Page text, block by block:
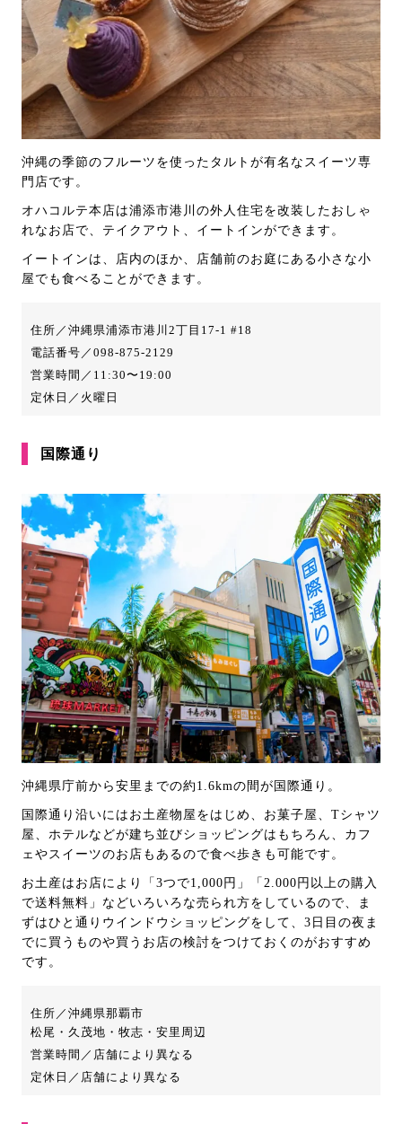
沖縄の季節のフルーツを使ったタルトが有名なスイーツ専
門店です。
オハコルテ本店は浦添市港川の外人住宅を改装したおしゃ
れなお店で、テイクアウト、イートインができます。
イートインは、店内のほか、店舗前のお庭にある小さな小
屋でも食べることができます。
住所／沖縄県浦添市港川2丁目17-1 #18
電話番号／098-875-2129
営業時間／11:30〜19:00
定休日／火曜日
国際通り
沖縄県庁前から安里までの約1.6kmの間が国際通り。
国際通り沿いにはお土産物屋をはじめ、お菓子屋、Tシャツ
屋、ホテルなどが建ち並びショッピングはもちろん、カフ
ェやスイーツのお店もあるので食べ歩きも可能です。
お土産はお店により「3つで1,000円」「2.000円以上の購入
で送料無料」などいろいろな売られ方をしているので、ま
ずはひと通りウインドウショッピングをして、3日目の夜ま
でに買うものや買うお店の検討をつけておくのがおすすめ
です。
住所／沖縄県那覇市
松尾・久茂地・牧志・安里周辺
営業時間／店舗により異なる
定休日／店舗により異なる